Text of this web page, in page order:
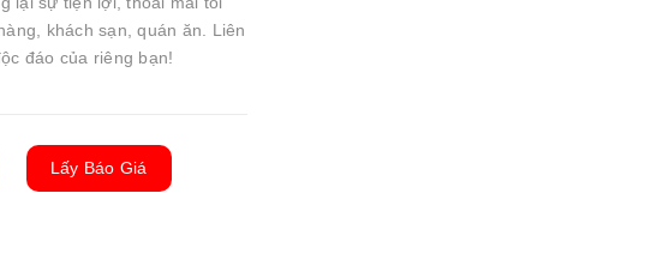
khách sạn, quán ăn. Liên
đáo của riêng bạn!
Lấy Báo Giá